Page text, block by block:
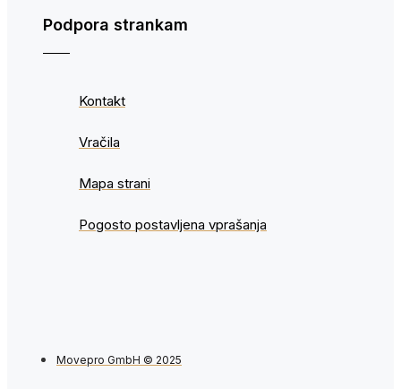
Podpora strankam
Kontakt
Vračila
Mapa strani
Pogosto postavljena vprašanja
Movepro GmbH © 2025